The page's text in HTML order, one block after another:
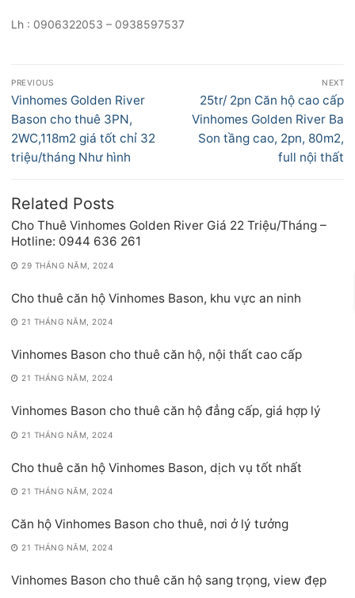
Lh : 0906322053 – 0938597537
Điều
hướng
bài
viết
PREVIOUS
Previous
post:
Vinhomes Golden River
Bason cho thuê 3PN,
2WC,118m2 giá tốt chỉ 32
triệu/tháng Như hình
NEXT
Next
post:
25tr/ 2pn Căn hộ cao cấp
Vinhomes Golden River Ba
Son tầng cao, 2pn, 80m2,
full nội thất
Related Posts
Cho Thuê Vinhomes Golden River Giá 22 Triệu/Tháng –
Hotline: 0944 636 261
29 THÁNG NĂM, 2024
Cho thuê căn hộ Vinhomes Bason, khu vực an ninh
21 THÁNG NĂM, 2024
Vinhomes Bason cho thuê căn hộ, nội thất cao cấp
21 THÁNG NĂM, 2024
Vinhomes Bason cho thuê căn hộ đẳng cấp, giá hợp lý
21 THÁNG NĂM, 2024
Cho thuê căn hộ Vinhomes Bason, dịch vụ tốt nhất
21 THÁNG NĂM, 2024
Căn hộ Vinhomes Bason cho thuê, nơi ở lý tưởng
21 THÁNG NĂM, 2024
Vinhomes Bason cho thuê căn hộ sang trọng, view đẹp